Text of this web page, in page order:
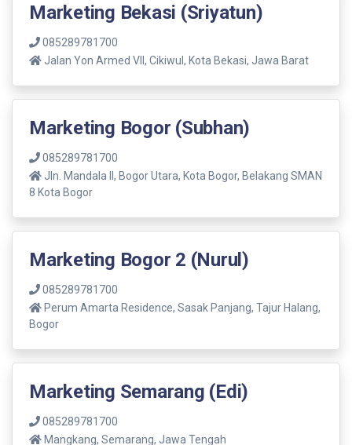
Marketing Bekasi (Sriyatun)
085289781700
Jalan Yon Armed VII, Cikiwul, Kota Bekasi, Jawa Barat
Marketing Bogor (Subhan)
085289781700
Jln. Mandala ll, Bogor Utara, Kota Bogor, Belakang SMAN
8 Kota Bogor
Marketing Bogor 2 (Nurul)
085289781700
Perum Amarta Residence, Sasak Panjang, Tajur Halang,
Bogor
Marketing Semarang (Edi)
085289781700
Mangkang, Semarang, Jawa Tengah